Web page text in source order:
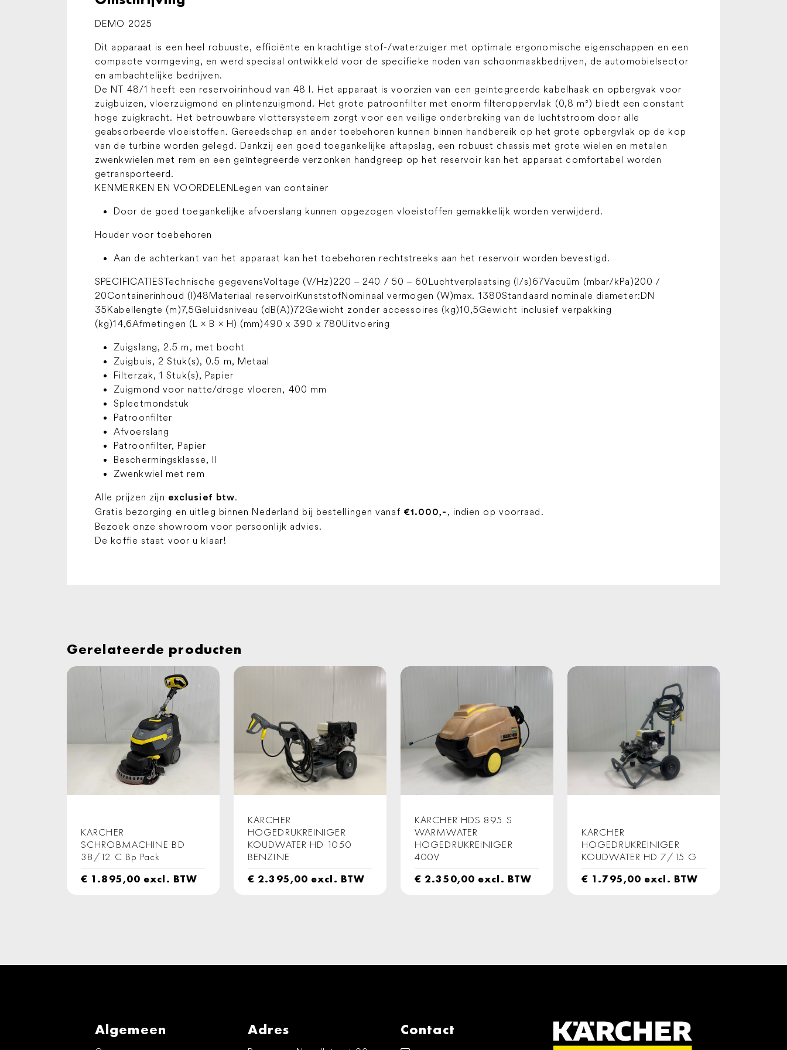
DEMO 2025
Dit apparaat is een heel robuuste, efficiënte en krachtige stof-/waterzuiger met optimale ergonomische eigenschappen en een
compacte vormgeving, en werd speciaal ontwikkeld voor de specifieke noden van schoonmaakbedrijven, de automobielsector
en ambachtelijke bedrijven.
De NT 48/1 heeft een reservoirinhoud van 48 l. Het apparaat is voorzien van een geïntegreerde kabelhaak en opbergvak voor
zuigbuizen, vloerzuigmond en plintenzuigmond. Het grote patroonfilter met enorm filteroppervlak (0,8 m²) biedt een constant
hoge zuigkracht. Het betrouwbare vlottersysteem zorgt voor een veilige onderbreking van de luchtstroom door alle
geabsorbeerde vloeistoffen. Gereedschap en ander toebehoren kunnen binnen handbereik op het grote opbergvlak op de kop
van de turbine worden gelegd. Dankzij een goed toegankelijke aftapslag, een robuust chassis met grote wielen en metalen
zwenkwielen met rem en een geïntegreerde verzonken handgreep op het reservoir kan het apparaat comfortabel worden
getransporteerd.
KENMERKEN EN VOORDELENLegen van container
Door de goed toegankelijke afvoerslang kunnen opgezogen vloeistoffen gemakkelijk worden verwijderd.
Houder voor toebehoren
Aan de achterkant van het apparaat kan het toebehoren rechtstreeks aan het reservoir worden bevestigd.
SPECIFICATIESTechnische gegevensVoltage (V/Hz)220 – 240 / 50 – 60Luchtverplaatsing (l/s)67Vacuüm (mbar/kPa)200 /
20Containerinhoud (l)48Materiaal reservoirKunststofNominaal vermogen (W)max. 1380Standaard nominale diameter:DN
35Kabellengte (m)7,5Geluidsniveau (dB(A))72Gewicht zonder accessoires (kg)10,5Gewicht inclusief verpakking
(kg)14,6Afmetingen (L × B × H) (mm)490 x 390 x 780Uitvoering
Zuigslang, 2.5 m, met bocht
Zuigbuis, 2 Stuk(s), 0.5 m, Metaal
Filterzak, 1 Stuk(s), Papier
Zuigmond voor natte/droge vloeren, 400 mm
Spleetmondstuk
Patroonfilter
Afvoerslang
Patroonfilter, Papier
Beschermingsklasse, II
Zwenkwiel met rem
Alle prijzen zijn exclusief btw.
Gratis bezorging en uitleg binnen Nederland bij bestellingen vanaf €1.000,- , indien op voorraad.
Bezoek onze showroom voor persoonlijk advies.
De koffie staat voor u klaar!
Gerelateerde producten
KARCHER
SCHROBMACHINE BD
38/12 C Bp Pack
€ 1.895,00 excl. BTW
KARCHER
HOGEDRUKREINIGER
KOUDWATER HD 1050
BENZINE
€ 2.395,00 excl. BTW
KARCHER HDS 895 S
WARMWATER
HOGEDRUKREINIGER
400V
€ 2.350,00 excl. BTW
KARCHER
HOGEDRUKREINIGER
KOUDWATER HD 7/15 G
€ 1.795,00 excl. BTW
Algemeen Adres Contact